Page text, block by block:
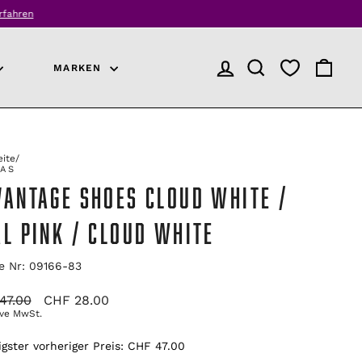
MARKEN ANMELDENPRODUKTSUCHE
/
SHOES CLOUD WHITE /
PINK / CLOUD WHITE
Nr: 09166-83
Verkaufspreis
CHF 28.00
MwSt.
vorheriger Preis: CHF 47.00